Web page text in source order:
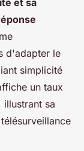
et sa
d'adapter le
simplicité
un taux
sa